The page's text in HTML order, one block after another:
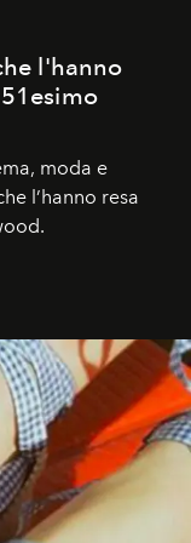
l'hanno
moda e
l’hanno resa